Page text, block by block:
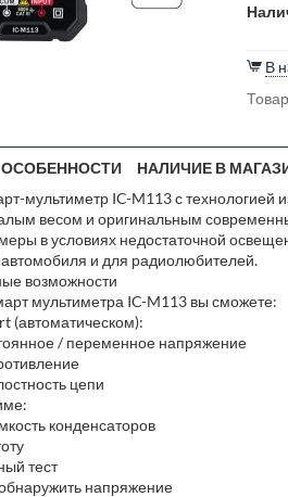
В
ОСОБЕННОСТИ НАЛИЧИЕ В
мультиметр IC-M113 с
весом и оригинальным
в условиях недостаточной
и для радиолюбителей.
возможности
мультиметра IC-M113 вы сможете:
(автоматическом):
/ переменное напряжение
цепи
конденсаторов
тест
напряжение